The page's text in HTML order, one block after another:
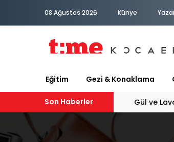
08 Ağustos 2026 Künye
Eğitim Gezi & Konaklama
Son Haberler PATİLİ